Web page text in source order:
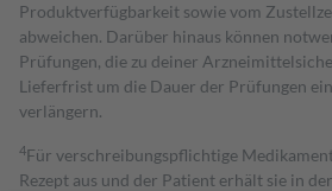
Produktverfügbarkeit sowie vom
abweichen. Darüber hinaus können
Prüfungen, die zu deiner
Lieferfrist um die Dauer der Prüfungen
verlängern.
4Für verschreibungspflichtige
Rezept aus und der Patient erhält sie in